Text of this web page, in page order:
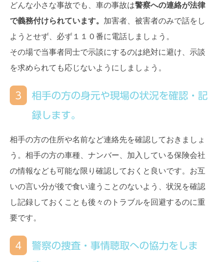
どんな小さな事故でも、車の事故は警察への連絡が法律
で義務付けられています。 加害者、被害者のみで話をし
ようとせず、必ず１１０番に電話しましょう。
その場で当事者同士で示談にするのは絶対に避け、示談
を求められても応じないようにしましょう。
3
相手の方の身元や現場の状況を確認・記
録します。
相手の方の住所や名前など連絡先を確認しておきましょ
う。相手の方の車種、ナンバー、加入している保険会社
の情報なども可能な限り確認しておくと良いです。お互
いの言い分が後で食い違うことのないよう、状況を確認
し記録しておくことも後々のトラブルを回避するのに重
要です。
4
警察の捜査・事情聴取への協力をしま